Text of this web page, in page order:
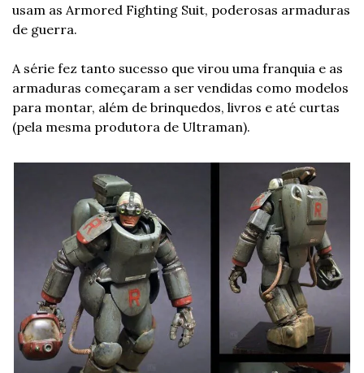
usam as Armored Fighting Suit, poderosas armaduras
de guerra.
A série fez tanto sucesso que virou uma franquia e as
armaduras começaram a ser vendidas como modelos
para montar, além de brinquedos, livros e até curtas
(pela mesma produtora de Ultraman).